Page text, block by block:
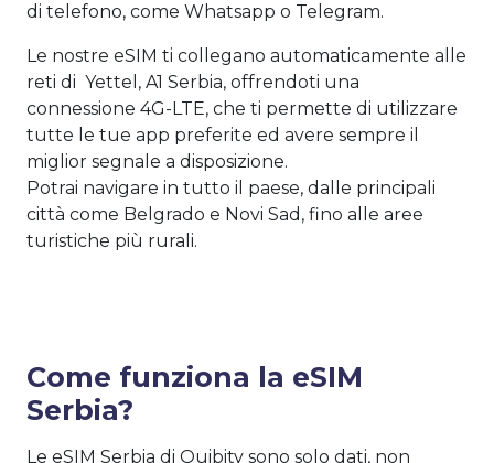
di telefono, come Whatsapp o Telegram.
Le nostre eSIM ti collegano automaticamente alle
reti di Yettel, A1 Serbia, offrendoti una
connessione 4G-LTE, che ti permette di utilizzare
tutte le tue app preferite ed avere sempre il
miglior segnale a disposizione.
Potrai navigare in tutto il paese, dalle principali
città come Belgrado e Novi Sad, fino alle aree
turistiche più rurali.
Come funziona la eSIM
Serbia?
Le eSIM Serbia di Quibity sono solo dati, non